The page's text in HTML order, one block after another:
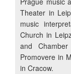
Theater in
music
Church in
and
Promovere in
in Cracow.